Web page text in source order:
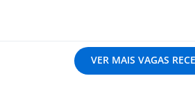
VER MAIS VAGAS